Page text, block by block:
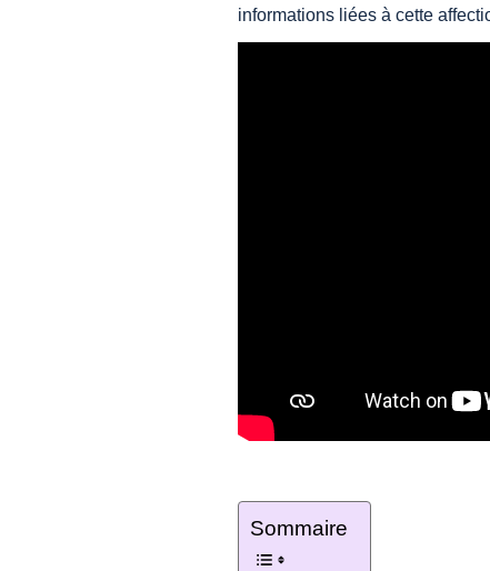
informations liées à cette
Sommaire